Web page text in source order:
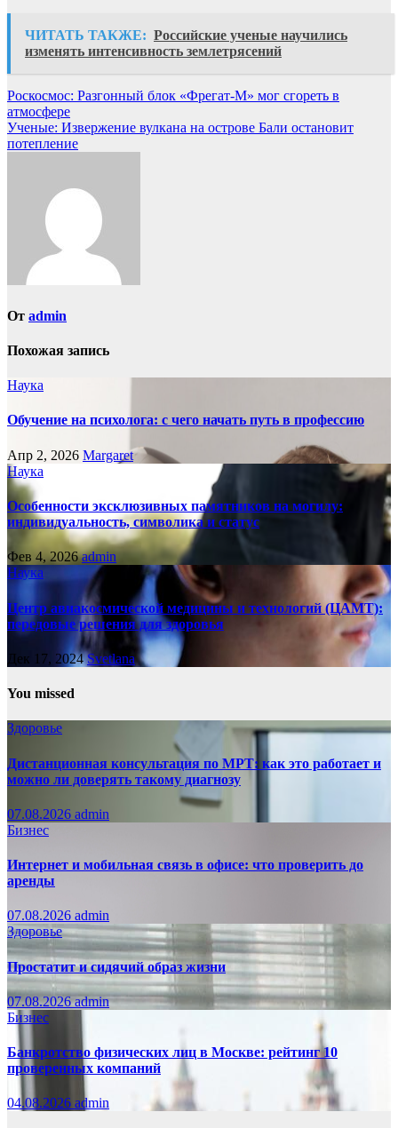
ЧИТАТЬ ТАКЖЕ: Российские ученые научились
изменять интенсивность землетрясений
Навигация
по
записям
Роскосмос: Разгонный блок «Фрегат-М» мог сгореть в
атмосфере
Ученые: Извержение вулкана на острове Бали остановит
потепление
От admin
Похожая запись
Наука
Обучение на психолога: с чего начать путь в профессию
Апр 2, 2026 Margaret
Наука
Особенности эксклюзивных памятников на могилу:
индивидуальность, символика и статус
Фев 4, 2026admin
Наука
Центр авиакосмической медицины и технологий (ЦАМТ):
передовые решения для здоровья
Дек 17, 2024Svetlana
You missed
Здоровье
Дистанционная консультация по МРТ: как это работает и
можно ли доверять такому диагнозу
07.08.2026 admin
Бизнес
Интернет и мобильная связь в офисе: что проверить до
аренды
07.08.2026 admin
Здоровье
Простатит и сидячий образ жизни
07.08.2026admin
Бизнес
Банкротство физических лиц в Москве: рейтинг 10
проверенных компаний
04.08.2026 admin